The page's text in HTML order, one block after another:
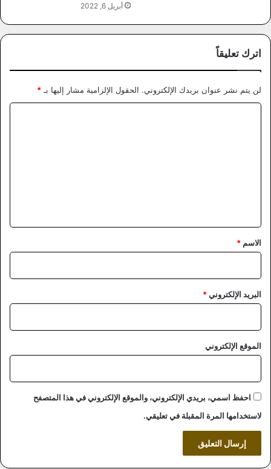
أبريل 6, 2022
اترك تعليقاً
لن يتم نشر عنوان بريدك الإلكتروني. الحقول الإلزامية مشار إليها بـ *
*
الاسم *
البريد الإلكتروني*
الموقع الإلكتروني
احفظ اسمي، بريدي الإلكتروني، والموقع الإلكتروني في هذا المتصفح
لاستخدامها المرة المقبلة في تعليقي.